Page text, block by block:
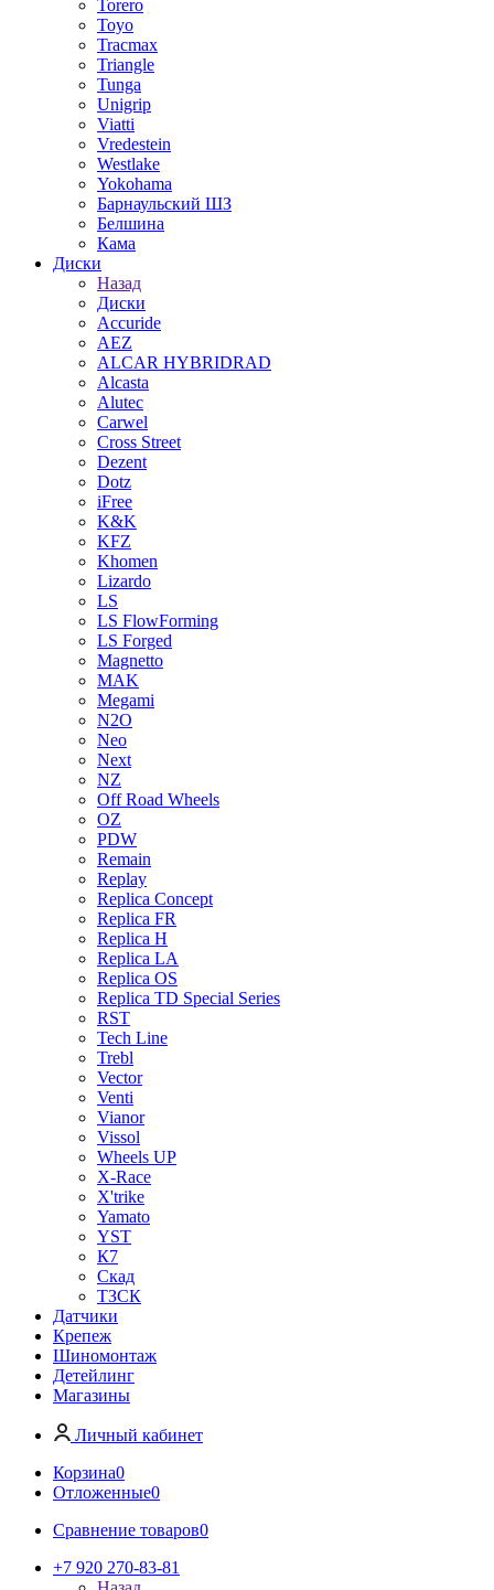
Torero
Toyo
Tracmax
Triangle
Tunga
Unigrip
Viatti
Vredestein
Westlake
Yokohama
Барнаульский ШЗ
Белшина
Кама
Диски
Назад
Диски
Accuride
AEZ
ALCAR HYBRIDRAD
Alcasta
Alutec
Carwel
Cross Street
Dezent
Dotz
iFree
K&K
KFZ
Khomen
Lizardo
LS
LS FlowForming
LS Forged
Magnetto
MAK
Megami
N2O
Neo
Next
NZ
Off Road Wheels
OZ
PDW
Remain
Replay
Replica Concept
Replica FR
Replica H
Replica LA
Replica OS
Replica TD Special Series
RST
Tech Line
Trebl
Vector
Venti
Vianor
Vissol
Wheels UP
X-Race
X'trike
Yamato
YST
К7
Скад
ТЗСК
Датчики
Крепеж
Шиномонтаж
Детейлинг
Магазины
Личный кабинет
Корзина0
Отложенные0
Сравнение товаров0
+7 920 270-83-81